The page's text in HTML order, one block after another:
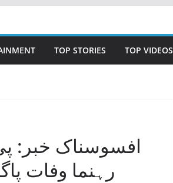
TOP STORIES TOP VIDEOS
افسوسناک خبر:
رہنما وفات